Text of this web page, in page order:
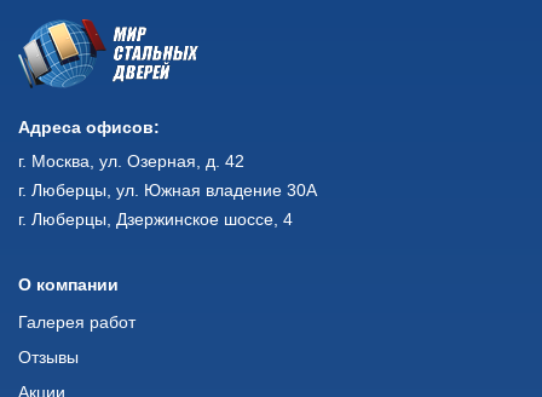
Адреса офисов:
г. Москва, ул. Озерная, д. 42
г. Люберцы, ул. Южная владение 30А
г. Люберцы, Дзержинское шоссе, 4
О компании
Галерея работ
Отзывы
Акции